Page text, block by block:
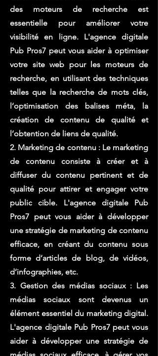
des moteurs de recherche est
essentielle pour améliorer votre
visibilité en ligne. L'agence digitale
Pub Pros7 peut vous aider à optimiser
votre site web pour les moteurs de
recherche, en utilisant des techniques
telles que la recherche de mots clés,
l’optimisation des balises méta, la
création de contenu de qualité et
l’obtention de liens de qualité.
2. Marketing de contenu : Le marketing
de contenu consiste à créer et à
diffuser du contenu pertinent et de
qualité pour attirer et engager votre
public cible. L'agence digitale Pub
Pros7 peut vous aider à développer
une stratégie de marketing de contenu
efficace, en créant du contenu sous
forme d’articles de blog, de vidéos,
d’infographies, etc.
3. Gestion des médias sociaux : Les
médias sociaux sont devenus un
élément essentiel du marketing digital.
L'agence digitale Pub Pros7 peut vous
aider à développer une stratégie de